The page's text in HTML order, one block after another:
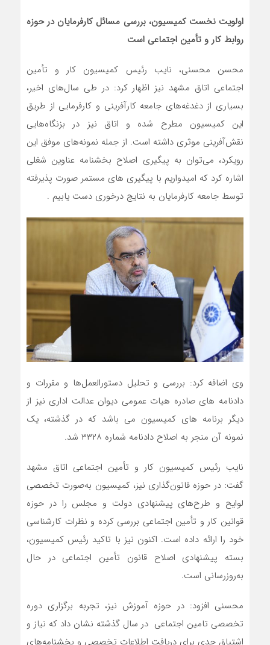
اولویت نخست کمیسیون، بررسی مسائل کارفرمایان در حوزه
روابط کار و تأمین اجتماعی است
محسن محسنی، نایب رئیس کمیسیون کار و تأمین
اجتماعی اتاق مشهد نیز اظهار کرد: در طی سال‌های اخیر،
بسیاری از دغدغه‌های جامعه کارآفرینی و کارفرمایی از طریق
این کمیسیون مطرح شده و اتاق نیز در بزنگاه‌هایی
نقش‌آفرینی موثری داشته است. از جمله نمونه‌های موفق این
رویکرد، می‌توان به پیگیری اصلاح بخشنامه عناوین شغلی
اشاره کرد که امیدواریم با پیگیری های مستمر صورت پذیرفته
توسط جامعه کارفرمایان به نتایج درخوری دست یابیم .
وی اضافه کرد: بررسی و تحلیل دستورالعمل‌ها و مقررات و
دادنامه های صادره هیات عمومی دیوان عدالت اداری نیز از
دیگر برنامه های کمیسیون می باشد که در گذشته، یک
نمونه آن منجر به اصلاح دادنامه شماره ۳۳۲۸ شد.
نایب رئیس کمیسیون کار و تأمین اجتماعی اتاق مشهد
گفت: در حوزه قانون‌گذاری نیز، کمیسیون به‌صورت تخصصی
لوایح و طرح‌های پیشنهادی دولت و مجلس را در حوزه
قوانین کار و تأمین اجتماعی بررسی کرده و نظرات کارشناسی
خود را ارائه داده است. اکنون نیز با تاکید رئیس کمیسیون،
بسته پیشنهادی اصلاح قانون تأمین اجتماعی در حال
به‌روزرسانی است.
محسنی افزود: در حوزه آموزش نیز، تجربه برگزاری دوره
تخصصی تامین اجتماعی در سال گذشته نشان داد که نیاز و
اشتیاق جدی برای دریافت اطلاعات تخصصی و بخشنامه‌های